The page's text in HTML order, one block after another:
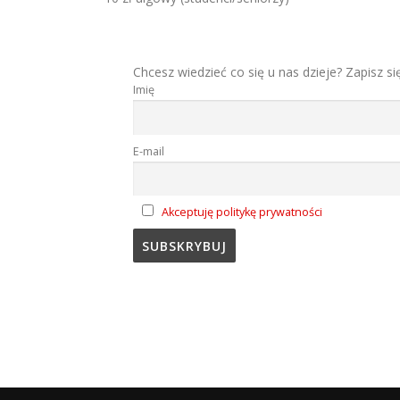
Chcesz wiedzieć co się u nas dzieje? Zapisz
Imię
E-mail
Akceptuję politykę prywatności